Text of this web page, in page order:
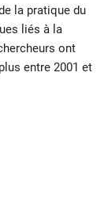
la pratique du
liés à la
ont
entre 2001 et